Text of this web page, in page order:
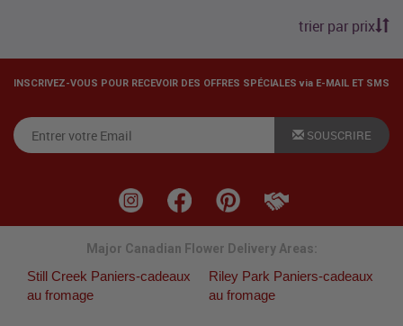
trier par prix
INSCRIVEZ-VOUS POUR RECEVOIR DES OFFRES SPÉCIALES via E-MAIL ET SMS
SOUSCRIRE
Major Canadian Flower Delivery Areas:
Still Creek Paniers-cadeaux
au fromage
Riley Park Paniers-cadeaux
au fromage